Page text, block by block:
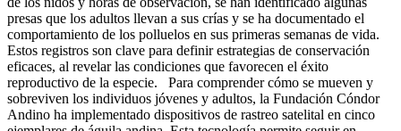
presas que los adultos llevan a sus crías y se ha documentado el
comportamiento de los polluelos en sus primeras semanas de vida.
Estos registros son clave para definir estrategias de conservación
eficaces, al revelar las condiciones que favorecen el éxito
reproductivo de la especie. Para comprender cómo se mueven y
sobreviven los individuos jóvenes y adultos, la Fundación Cóndor
Andino ha implementado dispositivos de rastreo satelital en cinco